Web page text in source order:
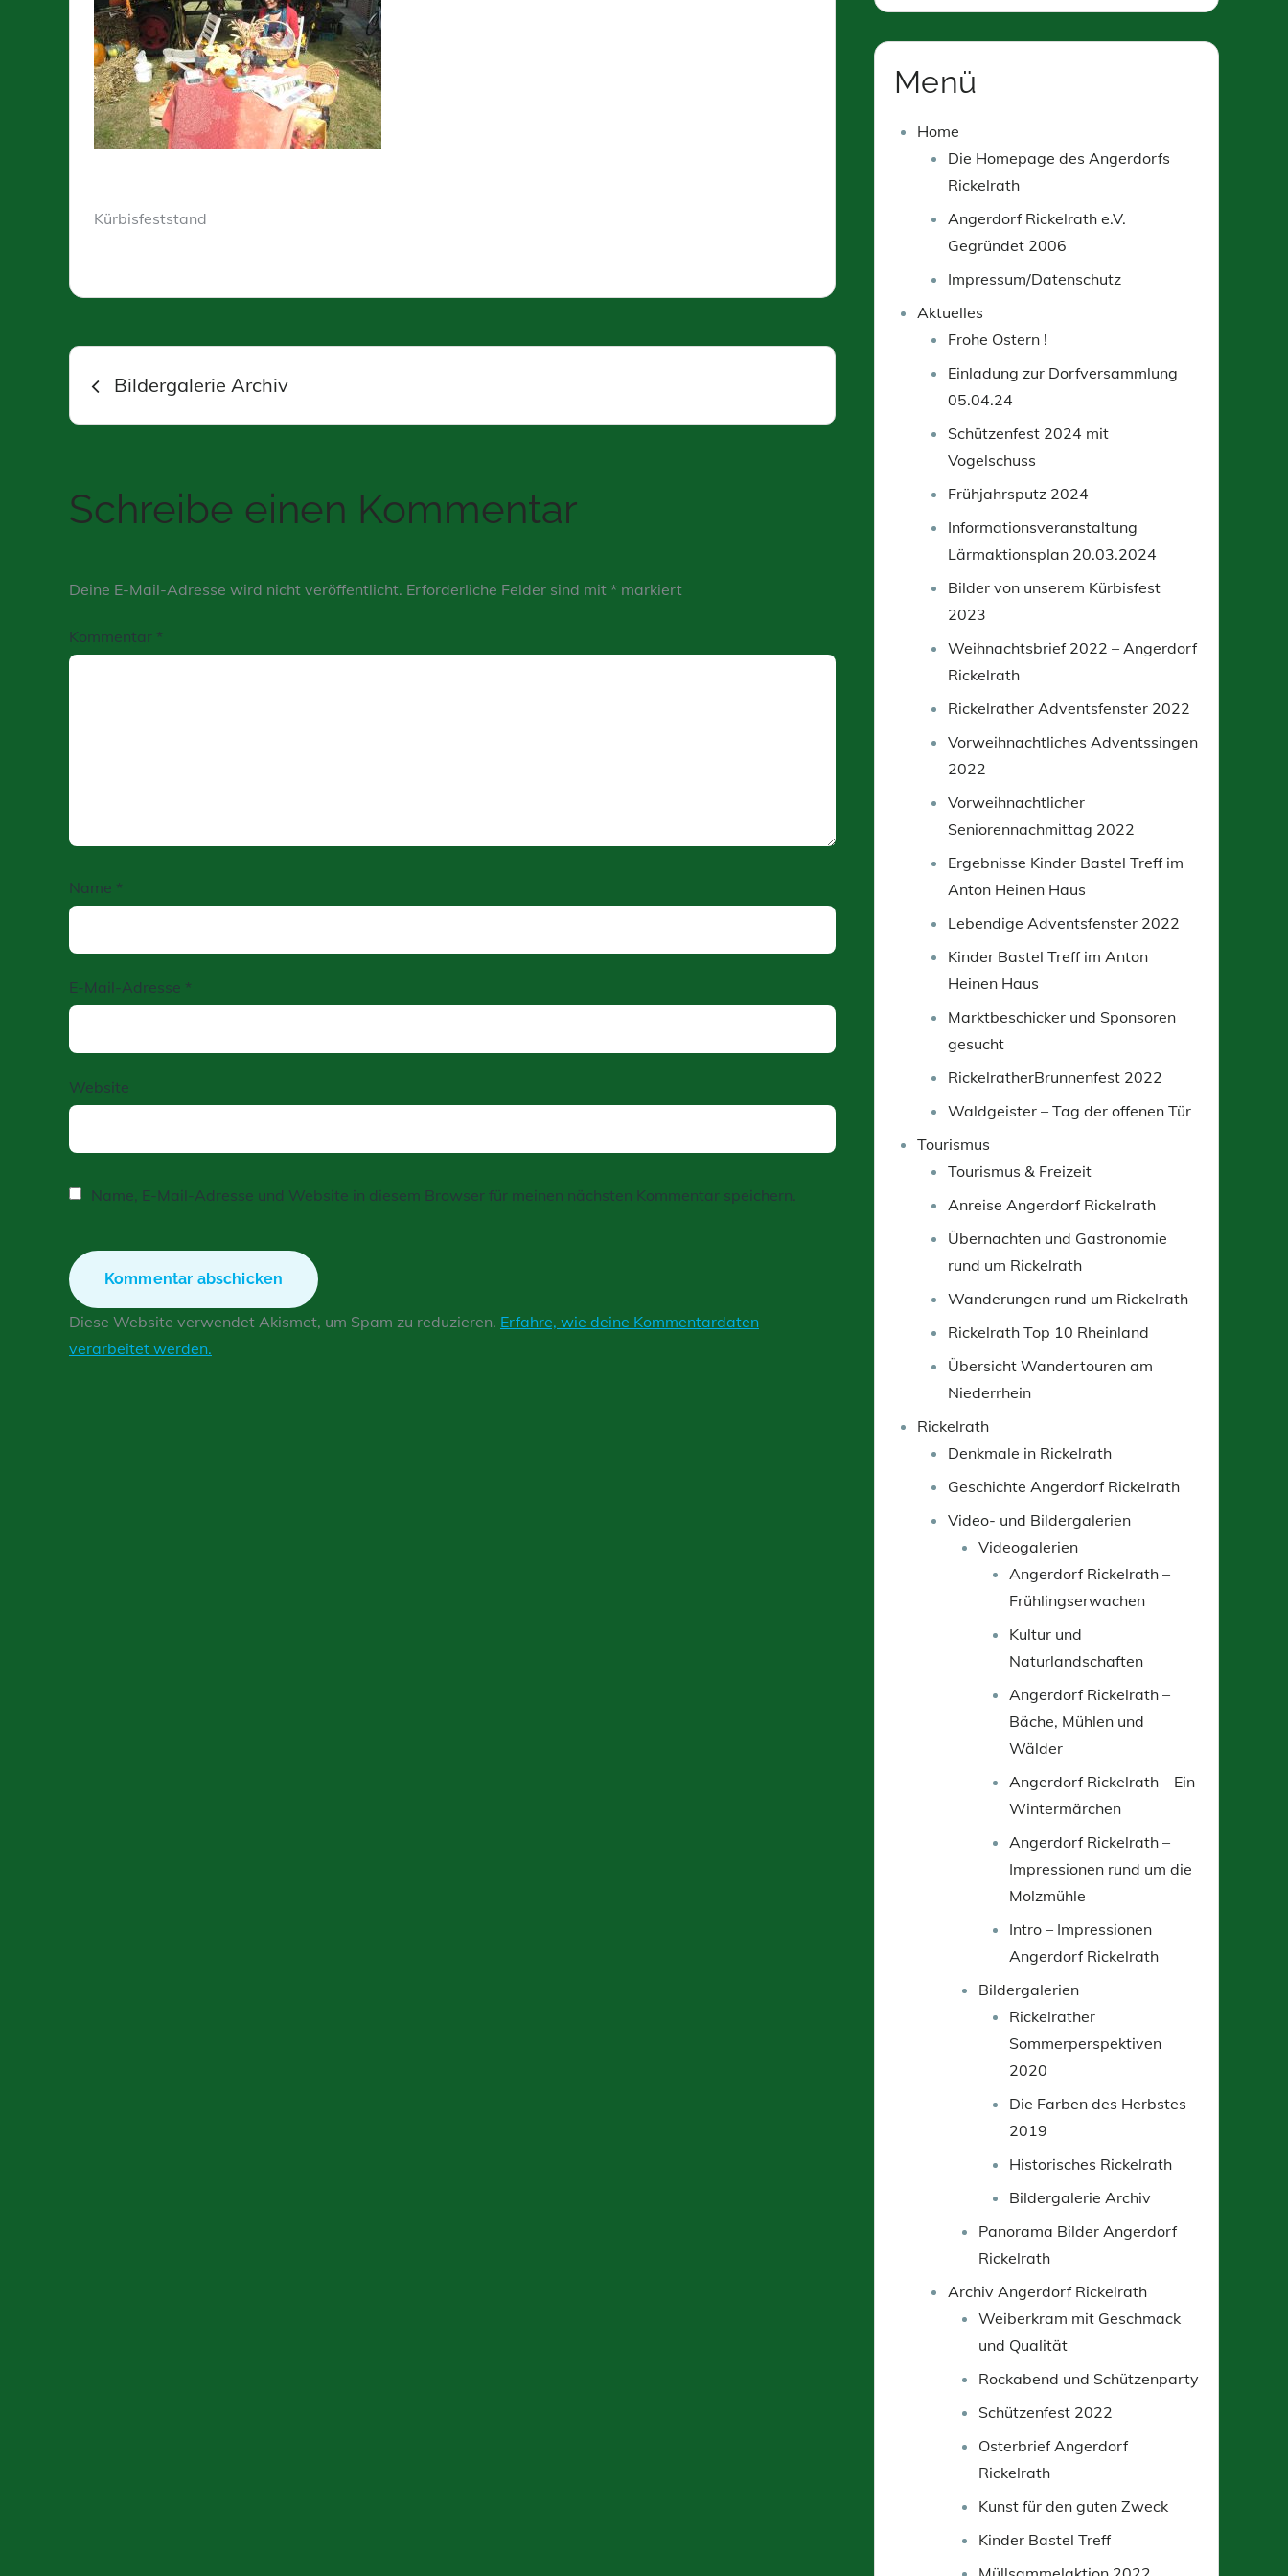
Kürbisfeststand
Beitragsnavigation
Bildergalerie Archiv
Schreibe einen Kommentar
Deine E-Mail-Adresse wird nicht veröffentlicht. Erforderliche Felder sind mit * markiert
Kommentar *
Name *
E-Mail-Adresse *
Website
Name, E-Mail-Adresse und Website in diesem Browser für meinen nächsten Kommentar speichern.
Diese Website verwendet Akismet, um Spam zu reduzieren. Erfahre, wie deine Kommentardaten
verarbeitet werden.
Menü
Home
Die Homepage des Angerdorfs
Rickelrath
Angerdorf Rickelrath e.V.
Gegründet 2006
Impressum/Datenschutz
Aktuelles
Frohe Ostern !
Einladung zur Dorfversammlung
05.04.24
Schützenfest 2024 mit
Vogelschuss
Frühjahrsputz 2024
Informationsveranstaltung
Lärmaktionsplan 20.03.2024
Bilder von unserem Kürbisfest
2023
Weihnachtsbrief 2022 – Angerdorf
Rickelrath
Rickelrather Adventsfenster 2022
Vorweihnachtliches Adventssingen
2022
Vorweihnachtlicher
Seniorennachmittag 2022
Ergebnisse Kinder Bastel Treff im
Anton Heinen Haus
Lebendige Adventsfenster 2022
Kinder Bastel Treff im Anton
Heinen Haus
Marktbeschicker und Sponsoren
gesucht
RickelratherBrunnenfest 2022
Waldgeister – Tag der offenen Tür
Tourismus
Tourismus & Freizeit
Anreise Angerdorf Rickelrath
Übernachten und Gastronomie
rund um Rickelrath
Wanderungen rund um Rickelrath
Rickelrath Top 10 Rheinland
Übersicht Wandertouren am
Niederrhein
Rickelrath
Denkmale in Rickelrath
Geschichte Angerdorf Rickelrath
Video- und Bildergalerien
Videogalerien
Angerdorf Rickelrath –
Frühlingserwachen
Kultur und
Naturlandschaften
Angerdorf Rickelrath –
Bäche, Mühlen und
Wälder
Angerdorf Rickelrath – Ein
Wintermärchen
Angerdorf Rickelrath –
Impressionen rund um die
Molzmühle
Intro – Impressionen
Angerdorf Rickelrath
Bildergalerien
Rickelrather
Sommerperspektiven
2020
Die Farben des Herbstes
2019
Historisches Rickelrath
Bildergalerie Archiv
Panorama Bilder Angerdorf
Rickelrath
Archiv Angerdorf Rickelrath
Weiberkram mit Geschmack
und Qualität
Rockabend und Schützenparty
Schützenfest 2022
Osterbrief Angerdorf
Rickelrath
Kunst für den guten Zweck
Kinder Bastel Treff